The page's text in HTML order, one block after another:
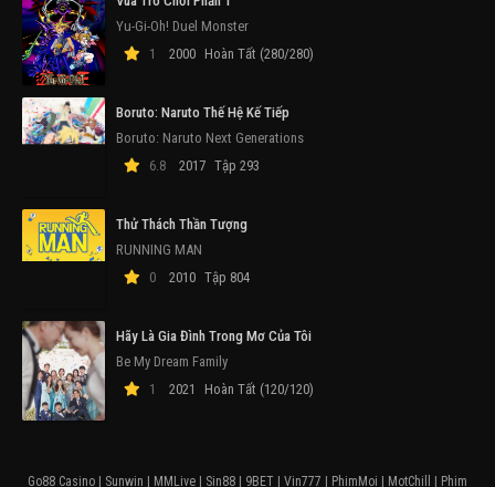
Yu-Gi-Oh! Duel Monster
1
2000 Hoàn Tất (280/280)
Boruto: Naruto Thế Hệ Kế Tiếp
Boruto: Naruto Next Generations
6.8
2017 Tập 293
Thử Thách Thần Tượng
RUNNING MAN
0
2010 Tập 804
Hãy Là Gia Đình Trong Mơ Của Tôi
Be My Dream Family
1
2021 Hoàn Tất (120/120)
Go88 Casino | Sunwin | MMLive | Sin88 | 9BET | Vin777 | PhimMoi | MotChill | Phim